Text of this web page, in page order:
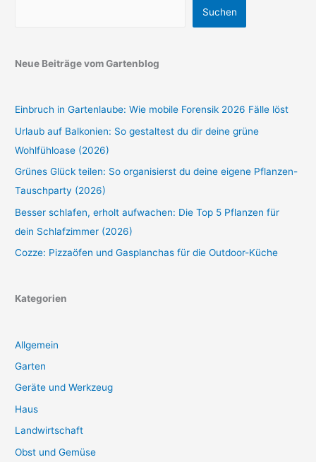
Suchen
Neue Beiträge vom Gartenblog
Einbruch in Gartenlaube: Wie mobile Forensik 2026 Fälle löst
Urlaub auf Balkonien: So gestaltest du dir deine grüne
Wohlfühloase (2026)
Grünes Glück teilen: So organisierst du deine eigene Pflanzen-
Tauschparty (2026)
Besser schlafen, erholt aufwachen: Die Top 5 Pflanzen für
dein Schlafzimmer (2026)
Cozze: Pizzaöfen und Gasplanchas für die Outdoor-Küche
Kategorien
Allgemein
Garten
Geräte und Werkzeug
Haus
Landwirtschaft
Obst und Gemüse